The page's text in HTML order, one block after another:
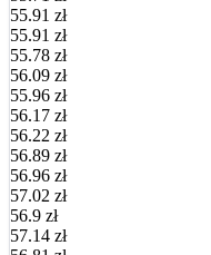
55.91 zł
55.91 zł
55.78 zł
56.09 zł
55.96 zł
56.17 zł
56.22 zł
56.89 zł
56.96 zł
57.02 zł
56.9 zł
57.14 zł